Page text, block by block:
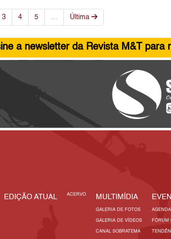
3 4 5 … Última
a newsletter da Revista M&T
EDIÇÃO ATUAL ACERVO MULTIMÍDIA
GALERIA DE FOTOS
GALERIA DE VÍDEOS
CANAL SOBRATEMA
FÓRUM